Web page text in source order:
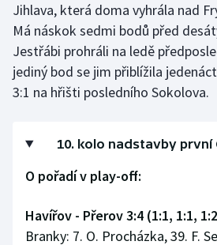
Plážový volejbal
Ragby
Rychlobruslení
Rychlostní kanoistika
Short track
Sportovní střelba
Jihlava, která doma vyhrála nad
Má náskok sedmi bodů před
Jestřábi prohráli na ledě
jediný bod se jim přiblížila
3:1 na hřišti posledního Sokolova.
10. kolo nadstavby první
O pořadí v play-off:
Havířov - Přerov 3:4 (1:1, 1:1,
Branky: 7. O. Procházka, 39. F.